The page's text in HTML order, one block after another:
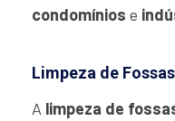
condomínios e
Limpeza de
A limpeza de